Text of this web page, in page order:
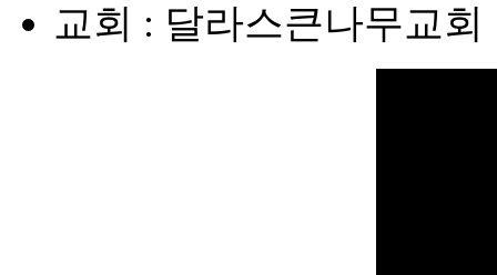
교회 : 달라스큰나무교회